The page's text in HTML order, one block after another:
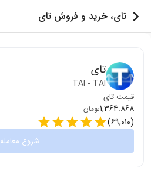
تای، خرید و فروش تای
تای
TAI - TAI
قیمت تای
1,364.868تومان
(
69,010
)
شروع معامله